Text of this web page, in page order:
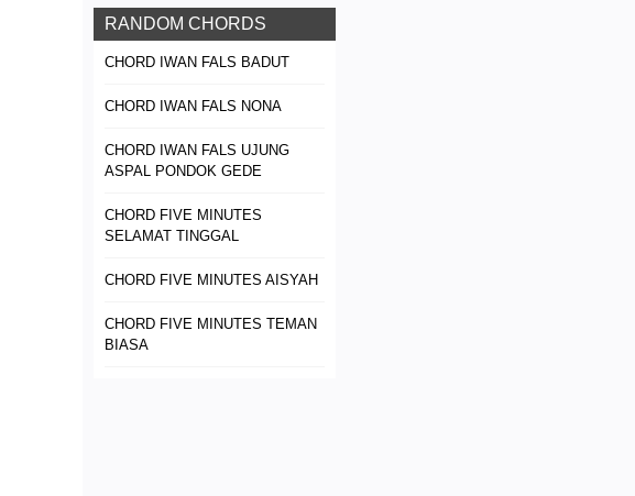
RANDOM CHORDS
CHORD IWAN FALS BADUT
CHORD IWAN FALS NONA
CHORD IWAN FALS UJUNG
ASPAL PONDOK GEDE
CHORD FIVE MINUTES
SELAMAT TINGGAL
CHORD FIVE MINUTES AISYAH
CHORD FIVE MINUTES TEMAN
BIASA